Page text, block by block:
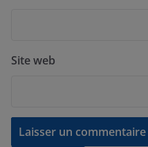
Site web